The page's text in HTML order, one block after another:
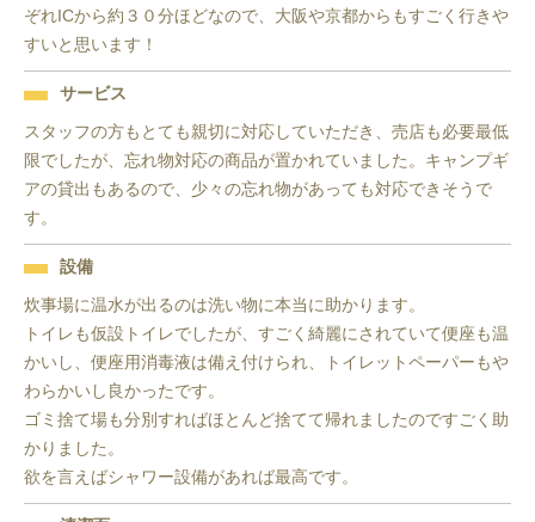
ぞれICから約３０分ほどなので、大阪や京都からもすごく行きや
すいと思います！
サービス
スタッフの方もとても親切に対応していただき、売店も必要最低
限でしたが、忘れ物対応の商品が置かれていました。キャンプギ
アの貸出もあるので、少々の忘れ物があっても対応できそうで
す。
設備
炊事場に温水が出るのは洗い物に本当に助かります。
トイレも仮設トイレでしたが、すごく綺麗にされていて便座も温
かいし、便座用消毒液は備え付けられ、トイレットペーパーもや
わらかいし良かったです。
ゴミ捨て場も分別すればほとんど捨てて帰れましたのですごく助
かりました。
欲を言えばシャワー設備があれば最高です。